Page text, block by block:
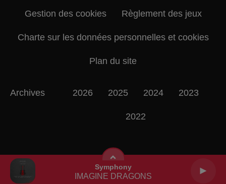
Symphony
IMAGINE DRAGONS
Gestion des cookies Règlement des jeux
Charte sur les données personnelles et cookies
Plan du site
Archives 2026 2025 2024 2023
2022